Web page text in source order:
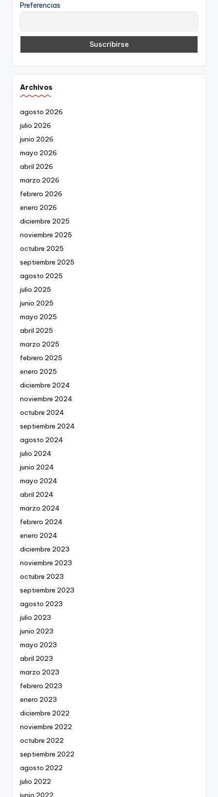
Preferencias
Archivos
agosto 2026
julio 2026
junio 2026
mayo 2026
abril 2026
marzo 2026
febrero 2026
enero 2026
diciembre 2025
noviembre 2025
octubre 2025
septiembre 2025
agosto 2025
julio 2025
junio 2025
mayo 2025
abril 2025
marzo 2025
febrero 2025
enero 2025
diciembre 2024
noviembre 2024
octubre 2024
septiembre 2024
agosto 2024
julio 2024
junio 2024
mayo 2024
abril 2024
marzo 2024
febrero 2024
enero 2024
diciembre 2023
noviembre 2023
octubre 2023
septiembre 2023
agosto 2023
julio 2023
junio 2023
mayo 2023
abril 2023
marzo 2023
febrero 2023
enero 2023
diciembre 2022
noviembre 2022
octubre 2022
septiembre 2022
agosto 2022
julio 2022
junio 2022